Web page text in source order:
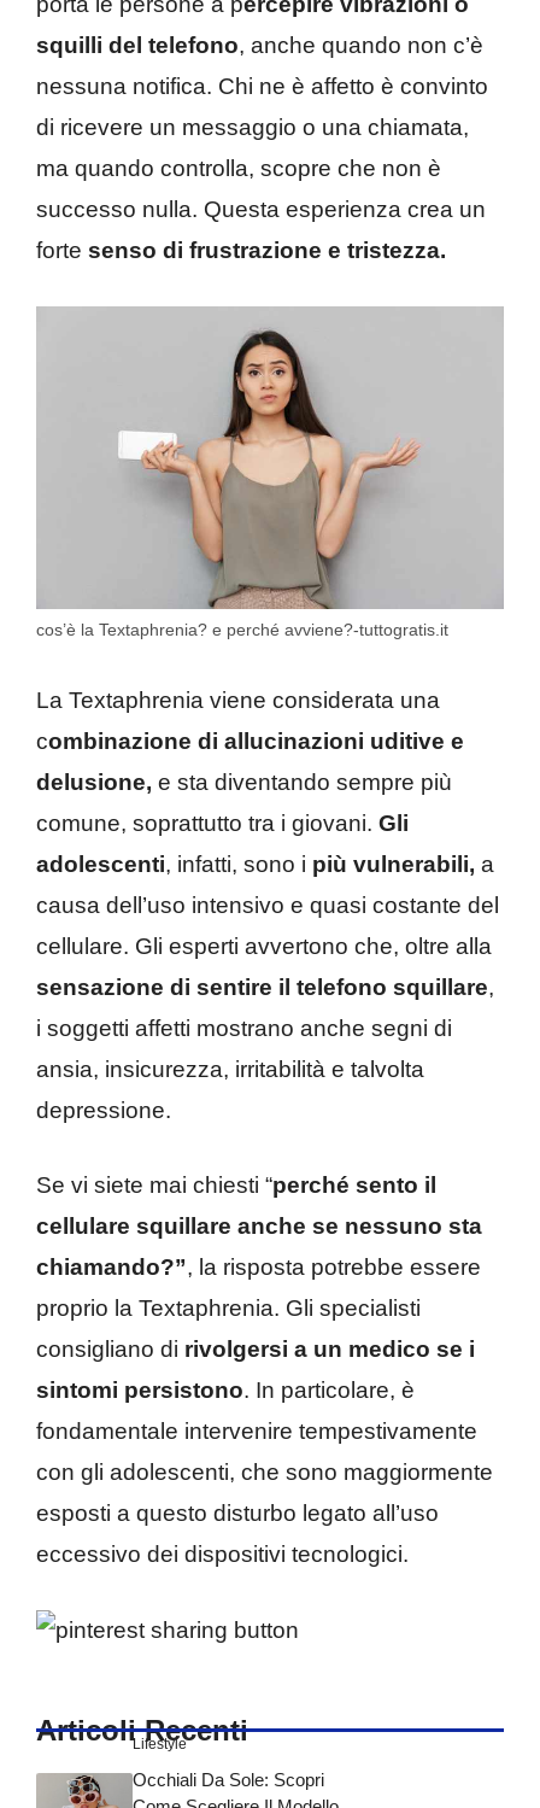
squilli del telefono, anche quando non c’è
nessuna notifica. Chi ne è affetto è convinto
di ricevere un messaggio o una chiamata,
ma quando controlla, scopre che non è
successo nulla. Questa esperienza crea un
forte senso di frustrazione e tristezza.
cos’è la Textaphrenia? e perché avviene?-tuttogratis.it
La Textaphrenia viene considerata una
combinazione di allucinazioni uditive e
delusione, e sta diventando sempre più
comune, soprattutto tra i giovani. Gli
adolescenti, infatti, sono i più vulnerabili, a
causa dell’uso intensivo e quasi costante del
cellulare. Gli esperti avvertono che, oltre alla
sensazione di sentire il telefono squillare,
i soggetti affetti mostrano anche segni di
ansia, insicurezza, irritabilità e talvolta
depressione.
Se vi siete mai chiesti “perché sento il
cellulare squillare anche se nessuno sta
chiamando?”, la risposta potrebbe essere
proprio la Textaphrenia. Gli specialisti
consigliano di rivolgersi a un medico se i
sintomi persistono. In particolare, è
fondamentale intervenire tempestivamente
con gli adolescenti, che sono maggiormente
esposti a questo disturbo legato all’uso
eccessivo dei dispositivi tecnologici.
Articoli Recenti
Lifestyle
Occhiali Da Sole: Scopri